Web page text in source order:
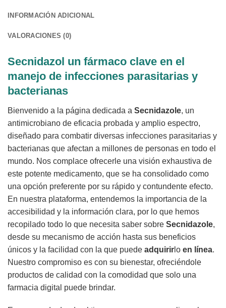
INFORMACIÓN ADICIONAL
VALORACIONES (0)
Secnidazol un fármaco clave en el
manejo de infecciones parasitarias y
bacterianas
Bienvenido a la página dedicada a Secnidazole, un
antimicrobiano de eficacia probada y amplio espectro,
diseñado para combatir diversas infecciones parasitarias y
bacterianas que afectan a millones de personas en todo el
mundo. Nos complace ofrecerle una visión exhaustiva de
este potente medicamento, que se ha consolidado como
una opción preferente por su rápido y contundente efecto.
En nuestra plataforma, entendemos la importancia de la
accesibilidad y la información clara, por lo que hemos
recopilado todo lo que necesita saber sobre Secnidazole,
desde su mecanismo de acción hasta sus beneficios
únicos y la facilidad con la que puede adquirir lo en línea.
Nuestro compromiso es con su bienestar, ofreciéndole
productos de calidad con la comodidad que solo una
farmacia digital puede brindar.